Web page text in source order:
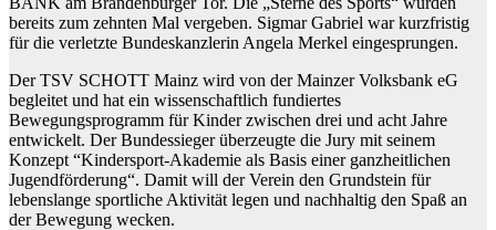
bereits zum zehnten Mal vergeben. Sigmar Gabriel war kurzfristig
für die verletzte Bundeskanzlerin Angela Merkel eingesprungen.
Der TSV SCHOTT Mainz wird von der Mainzer Volksbank eG
begleitet und hat ein wissenschaftlich fundiertes
Bewegungsprogramm für Kinder zwischen drei und acht Jahre
entwickelt. Der Bundessieger überzeugte die Jury mit seinem
Konzept “Kindersport-Akademie als Basis einer ganzheitlichen
Jugendförderung“. Damit will der Verein den Grundstein für
lebenslange sportliche Aktivität legen und nachhaltig den Spaß an
der Bewegung wecken.